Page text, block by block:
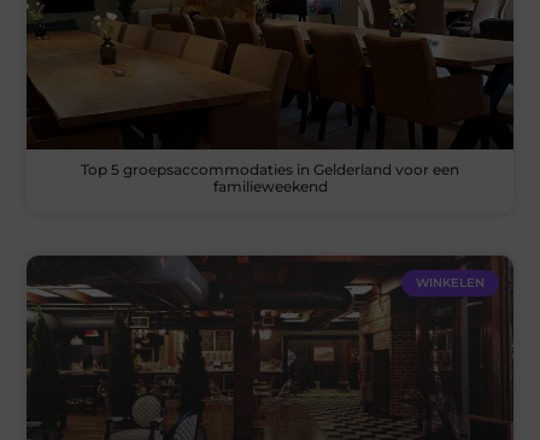
Top 5 groepsaccommodaties in Gelderland voor een
familieweekend
WINKELEN